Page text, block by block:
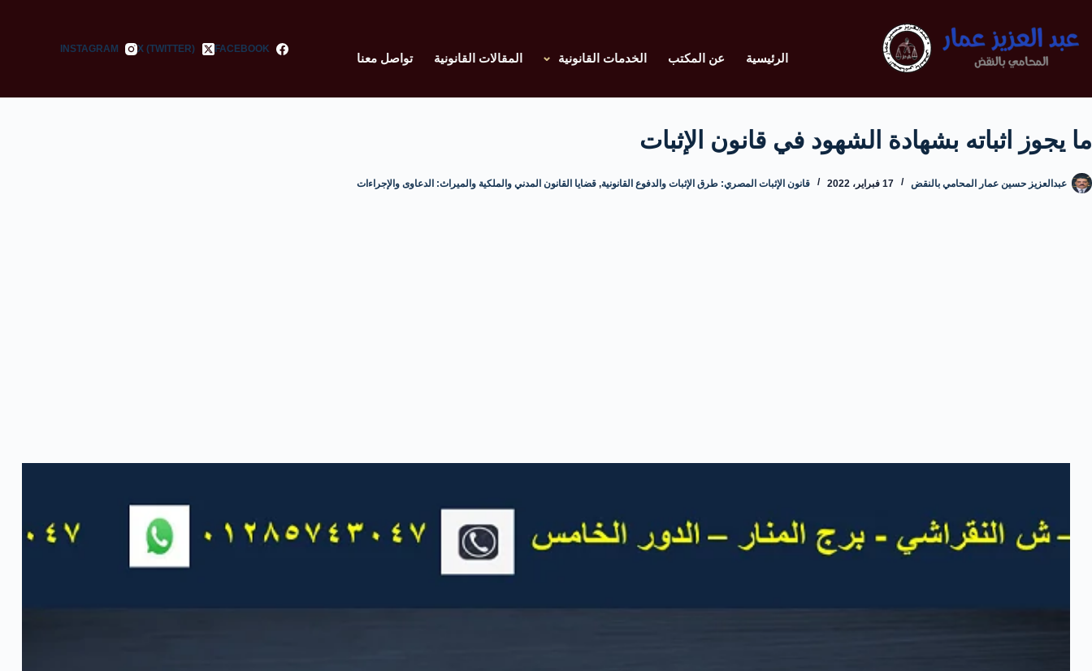
الرئيسية عن المكتب الخدمات القانونية المقالات القانونية تواصل معنا
FACEBOOK
X (TWITTER)
INSTAGRAM
ما يجوز اثباته بشهادة الشهود في قانون الإثبات
عبدالعزيز حسين عمار المحامي بالنقض 17 فبراير، 2022 قانون الإثبات المصري: طرق الإثبات والدفوع القانونية, قضايا القانون المدني والملكية والميراث: الدعاوى والإجراءات